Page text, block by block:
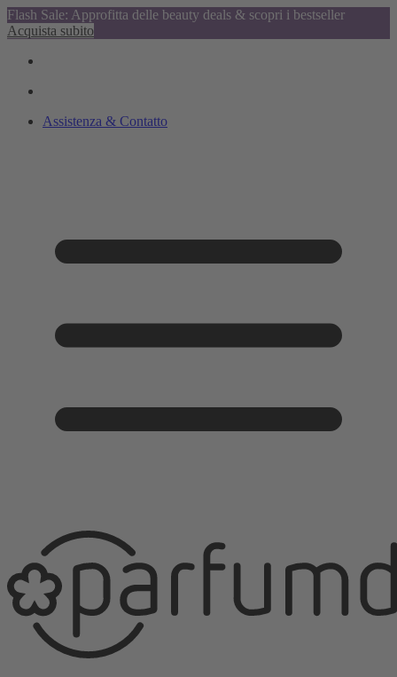
Flash Sale: Approfitta delle beauty deals & scopri i bestseller
Acquista subito
Assistenza & Contatto